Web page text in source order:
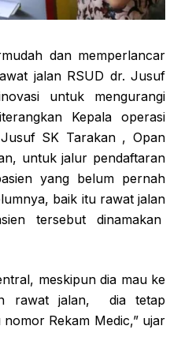
dan memperlancar
jalan RSUD dr. Jusuf
untuk mengurangi
Kepala operasi
SK Tarakan , Opan
untuk jalur pendaftaran
yang belum pernah
baik itu rawat jalan
tersebut dinamakan
meskipun dia mau ke
rawat jalan, dia tetap
Rekam Medic,” ujar